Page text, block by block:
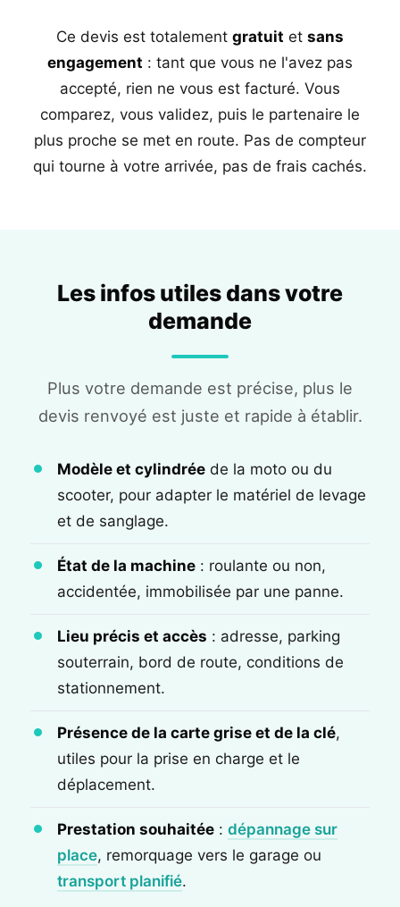
Ce devis est totalement gratuit et sans
engagement : tant que vous ne l'avez pas
accepté, rien ne vous est facturé. Vous
comparez, vous validez, puis le partenaire le
plus proche se met en route. Pas de compteur
qui tourne à votre arrivée, pas de frais cachés.
Les infos utiles dans votre
demande
Plus votre demande est précise, plus le
devis renvoyé est juste et rapide à établir.
Modèle et cylindrée de la moto ou du
scooter, pour adapter le matériel de levage
et de sanglage.
État de la machine : roulante ou non,
accidentée, immobilisée par une panne.
Lieu précis et accès : adresse, parking
souterrain, bord de route, conditions de
stationnement.
Présence de la carte grise et de la clé,
utiles pour la prise en charge et le
déplacement.
Prestation souhaitée : dépannage sur
place, remorquage vers le garage ou
transport planifié.